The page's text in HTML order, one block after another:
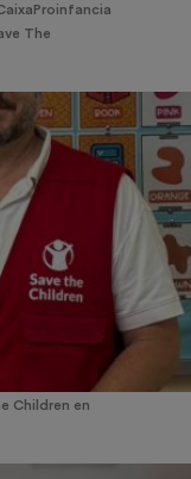
The
Children en